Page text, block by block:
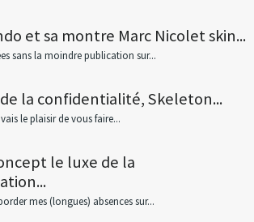
et sa montre Marc Nicolet skin...
sans la moindre publication sur...
la confidentialité, Skeleton...
le plaisir de vous faire...
le luxe de la
mes (longues) absences sur...